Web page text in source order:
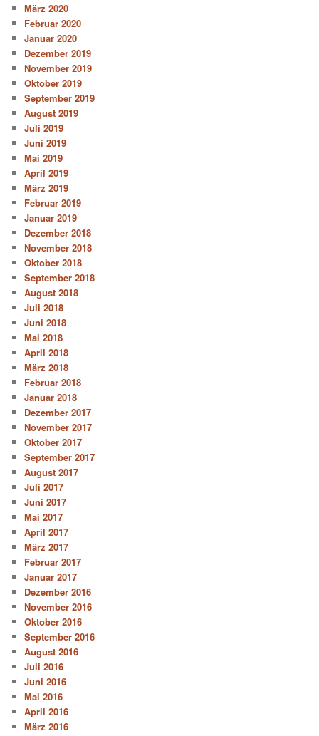
März 2020
Februar 2020
Januar 2020
Dezember 2019
November 2019
Oktober 2019
September 2019
August 2019
Juli 2019
Juni 2019
Mai 2019
April 2019
März 2019
Februar 2019
Januar 2019
Dezember 2018
November 2018
Oktober 2018
September 2018
August 2018
Juli 2018
Juni 2018
Mai 2018
April 2018
März 2018
Februar 2018
Januar 2018
Dezember 2017
November 2017
Oktober 2017
September 2017
August 2017
Juli 2017
Juni 2017
Mai 2017
April 2017
März 2017
Februar 2017
Januar 2017
Dezember 2016
November 2016
Oktober 2016
September 2016
August 2016
Juli 2016
Juni 2016
Mai 2016
April 2016
März 2016